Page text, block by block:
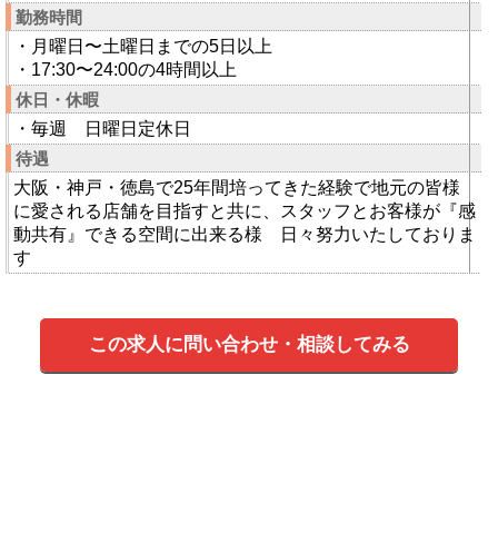
勤務時間
・月曜日〜土曜日までの5日以上
・17:30〜24:00の4時間以上
休日・休暇
・毎週 日曜日定休日
待遇
大阪・神戸・徳島で25年間培ってきた経験で地元の皆様
に愛される店舗を目指すと共に、スタッフとお客様が『感
動共有』できる空間に出来る様 日々努力いたしておりま
す
この求人に問い合わせ・相談してみる